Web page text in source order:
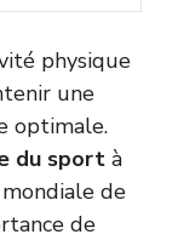
physique
une
optimale.
du sport à
de
de